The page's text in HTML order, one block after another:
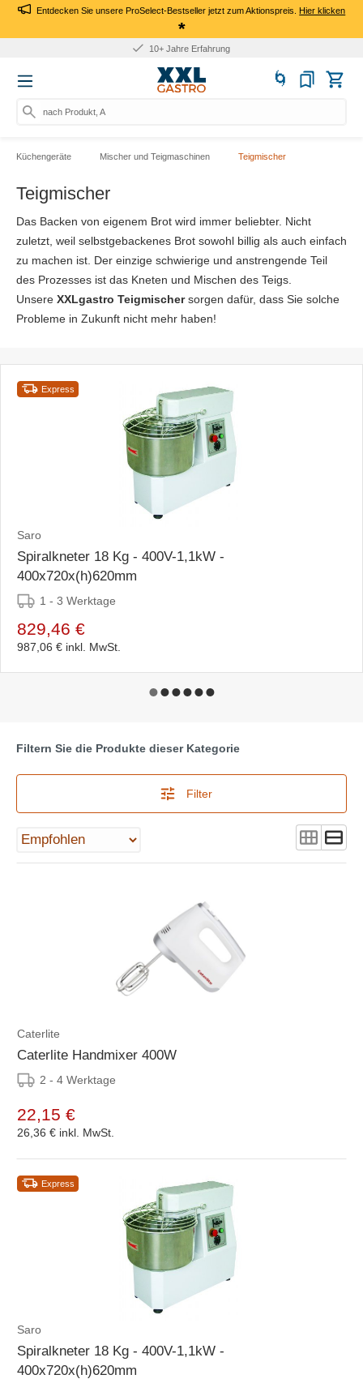
Entdecken Sie unsere ProSelect-Bestseller jetzt zum Aktionspreis.Hier klicken
*
10+ Jahre Erfahrung
nach Produkt, Art.-Nr.,
Küchengeräte Mischer und Teigmaschinen Teigmischer
Teigmischer
Das Backen von eigenem Brot wird immer beliebter. Nicht
zuletzt, weil selbstgebackenes Brot sowohl billig als auch einfach
zu machen ist. Der einzige schwierige und anstrengende Teil
des Prozesses ist das Kneten und Mischen des Teigs.
Unsere XXLgastro Teigmischersorgen dafür, dass Sie solche
Probleme in Zukunft nicht mehr haben!
Express
Saro
Spiralkneter 18 Kg - 400V-1,1kW -
400x720x(h)620mm
1 - 3 Werktage
829,46 €
987,06 € inkl. MwSt.
Filtern Sie die Produkte dieser Kategorie
Filter
Caterlite
Caterlite Handmixer 400W
2 - 4 Werktage
22,15 €
26,36 € inkl. MwSt.
Express
Saro
Spiralkneter 18 Kg - 400V-1,1kW -
400x720x(h)620mm